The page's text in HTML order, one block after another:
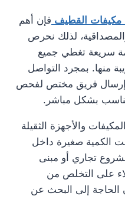
القطيف فإن أهم
لذلك نحرص
سريعة تغطي جميع
منها. بمجرد التواصل
وإرسال فريق مختص لفحص
بشكل مباشر.
والأجهزة الثقيلة
الكمية صغيرة داخل
تجاري أو مبنى
على التخلص من
الحاجة إلى البحث عن